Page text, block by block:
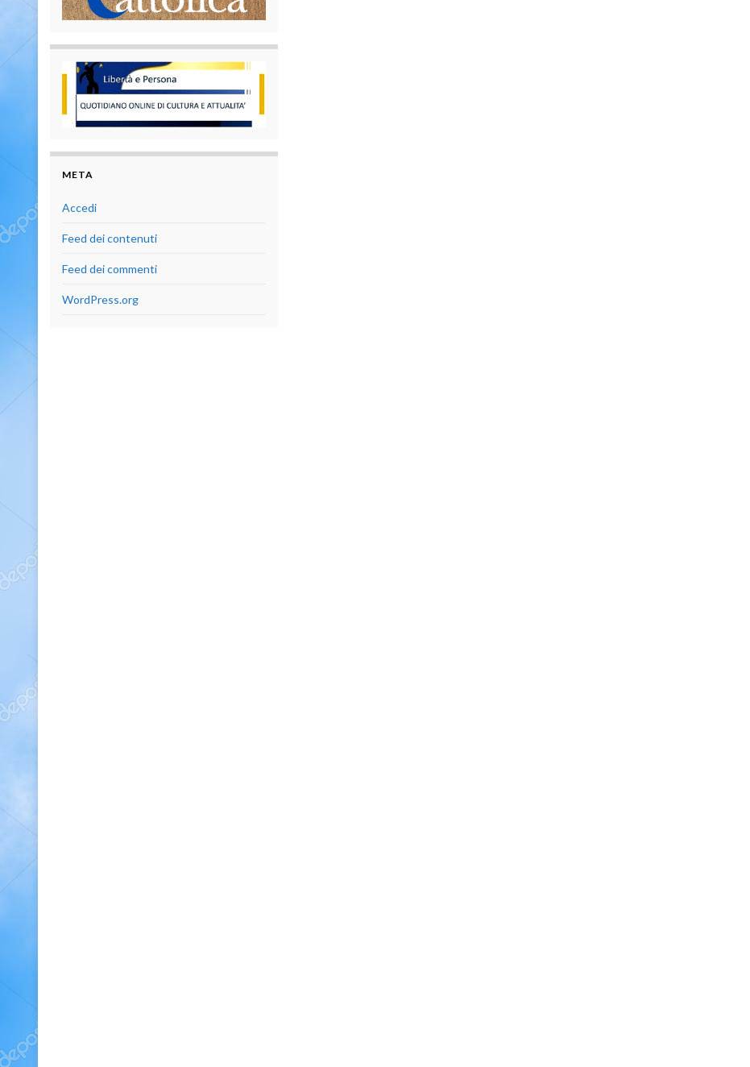
META
Accedi
Feed dei contenuti
Feed dei commenti
WordPress.org